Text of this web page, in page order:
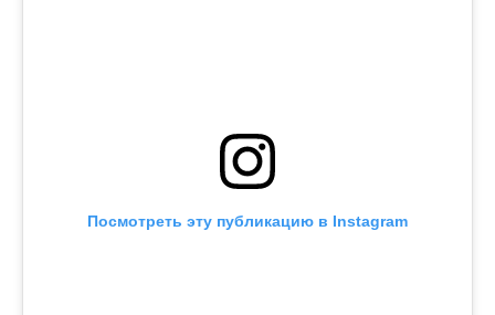
Посмотреть эту публикацию в Instagram